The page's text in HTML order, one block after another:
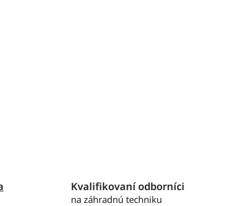
Kvalifikovaní odborníci
na záhradnú techniku